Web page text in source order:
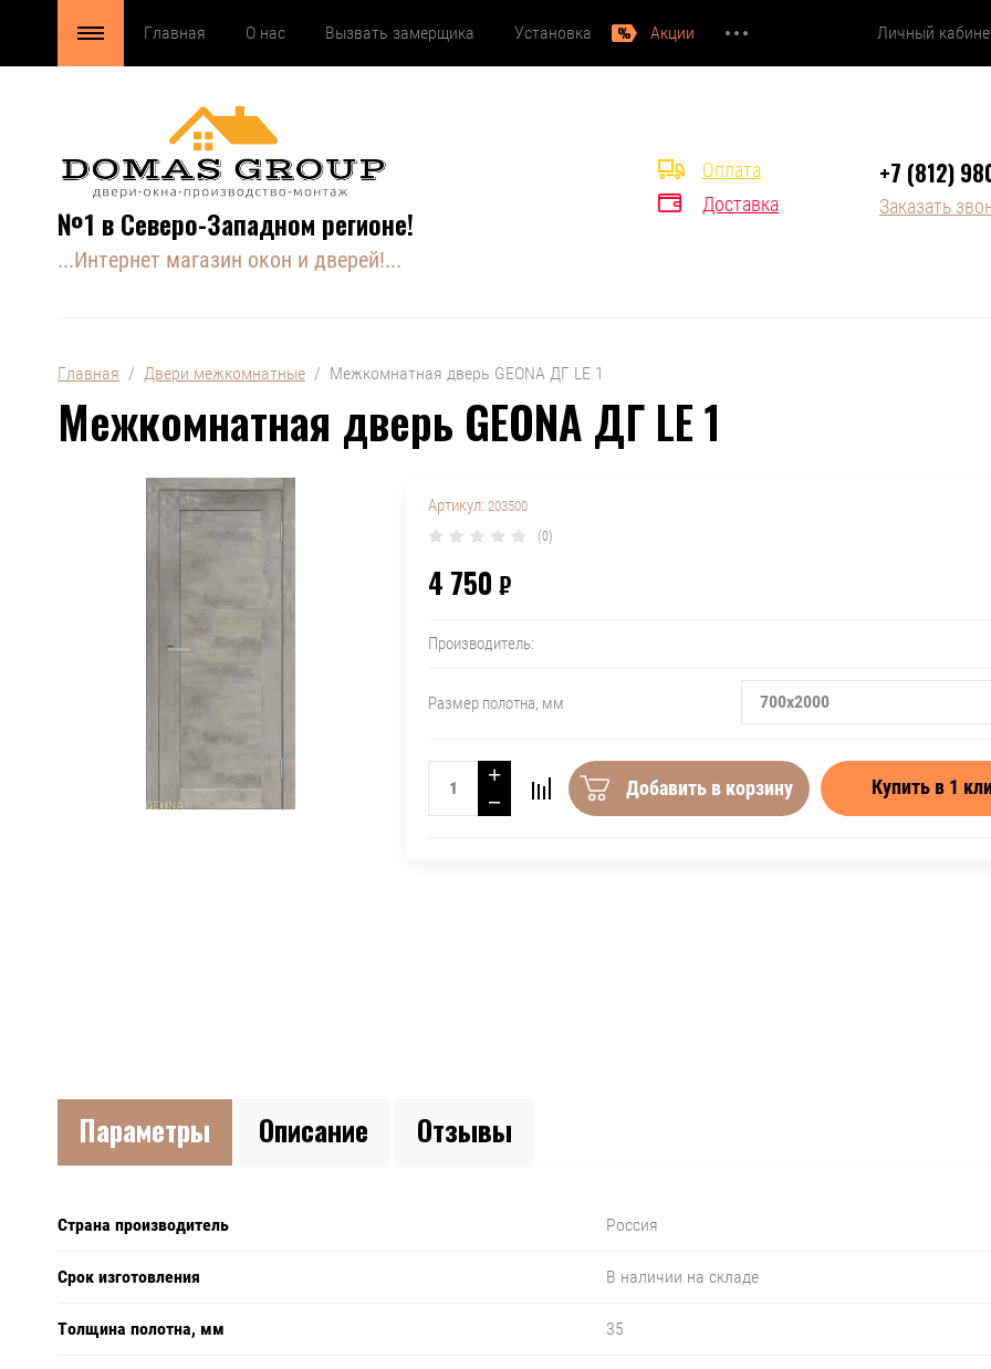
Главная О нас Вызвать замерщика Установка Акции Личный
№1 в Северо-Западном регионе!
...Интернет магазин окон и дверей!...
Оплата
Доставка
+7 (812)
Заказать
Главная
  /
Двери межкомнатные
  /  Межкомнатная дверь GEONA ДГ LE 1
Межкомнатная дверь GEONA ДГ LE 1
Артикул: 203500
(0)
4 750 ₽
Производитель:
Размер полотна, мм 700x2000
+
−
Добавить в корзину Купить в 1
Параметры Описание Отзывы
Страна производитель Россия
Срок изготовления В наличии на складе
Толщина полотна, мм 35